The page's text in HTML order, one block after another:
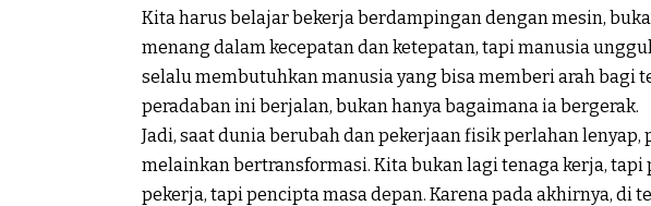
Kita harus belajar bekerja berdampingan dengan mesin,
menang dalam kecepatan dan ketepatan, tapi manusia
selalu membutuhkan manusia yang bisa memberi arah bagi
peradaban ini berjalan, bukan hanya bagaimana ia bergerak.
Jadi, saat dunia berubah dan pekerjaan fisik perlahan
melainkan bertransformasi. Kita bukan lagi tenaga kerja, tapi
pekerja, tapi pencipta masa depan. Karena pada akhirnya, di